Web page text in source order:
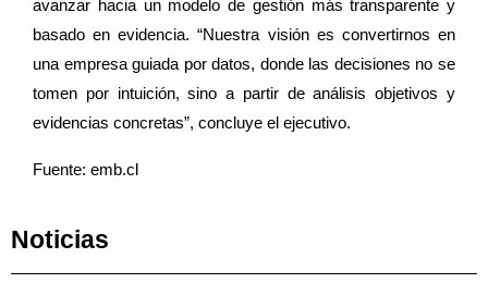
avanzar hacia un modelo de gestión más transparente y
basado en evidencia. “Nuestra visión es convertirnos en
una empresa guiada por datos, donde las decisiones no se
tomen por intuición, sino a partir de análisis objetivos y
evidencias concretas”, concluye el ejecutivo.
Fuente: emb.cl
Noticias